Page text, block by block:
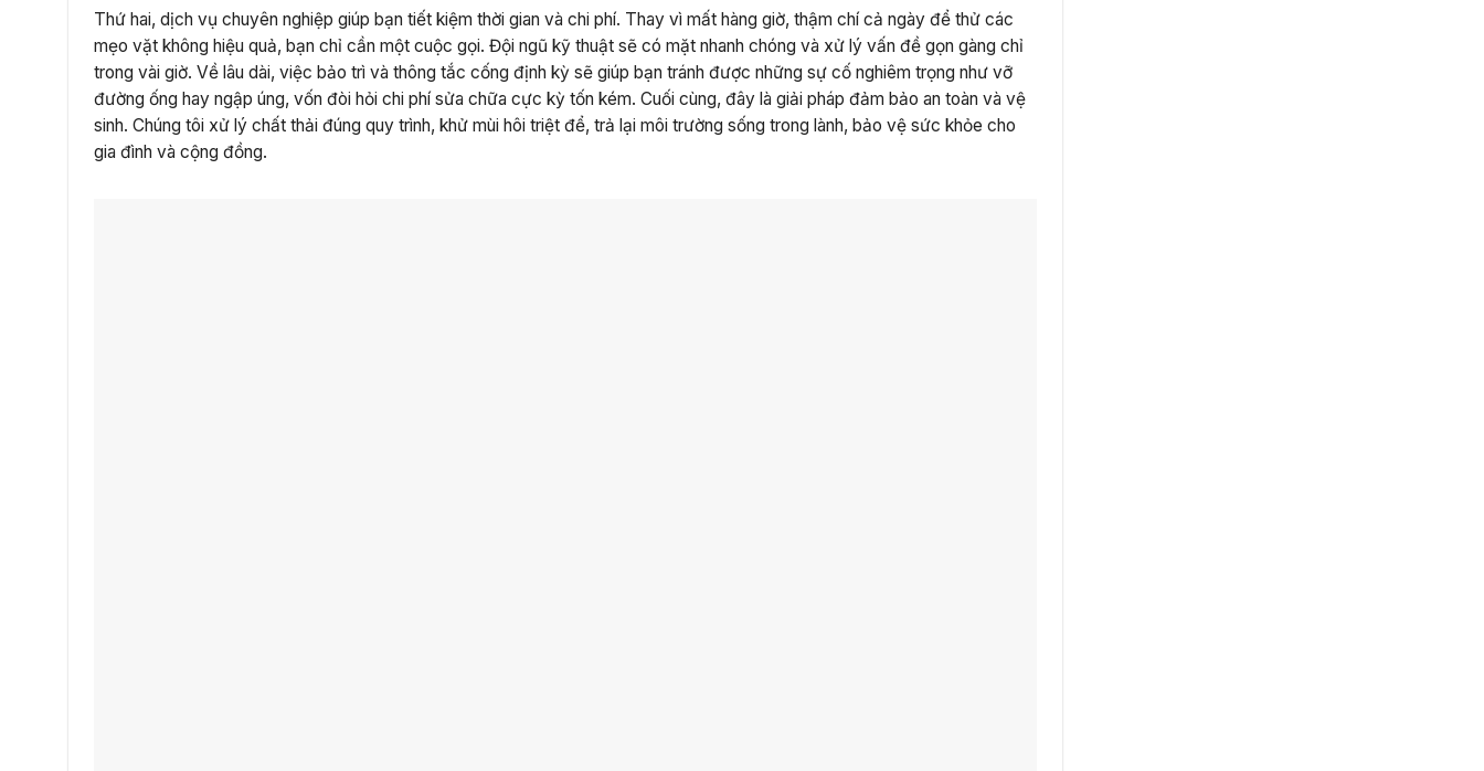
Thứ hai, dịch vụ chuyên nghiệp giúp bạn tiết kiệm thời gian và chi phí. Thay vì mất hàng giờ, thậm chí cả ngày để thử các
mẹo vặt không hiệu quả, bạn chỉ cần một cuộc gọi. Đội ngũ kỹ thuật sẽ có mặt nhanh chóng và xử lý vấn đề gọn gàng chỉ
trong vài giờ. Về lâu dài, việc bảo trì và thông tắc cống định kỳ sẽ giúp bạn tránh được những sự cố nghiêm trọng như vỡ
đường ống hay ngập úng, vốn đòi hỏi chi phí sửa chữa cực kỳ tốn kém. Cuối cùng, đây là giải pháp đảm bảo an toàn và vệ
sinh. Chúng tôi xử lý chất thải đúng quy trình, khử mùi hôi triệt để, trả lại môi trường sống trong lành, bảo vệ sức khỏe cho
gia đình và cộng đồng.